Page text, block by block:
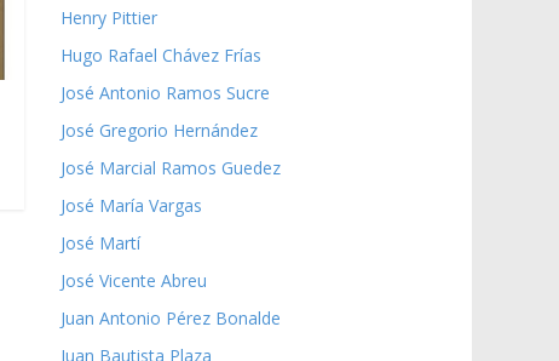
Henry Pittier
Hugo Rafael Chávez Frías
José Antonio Ramos Sucre
José Gregorio Hernández
José Marcial Ramos Guedez
José María Vargas
José Martí
José Vicente Abreu
Juan Antonio Pérez Bonalde
Juan Bautista Plaza